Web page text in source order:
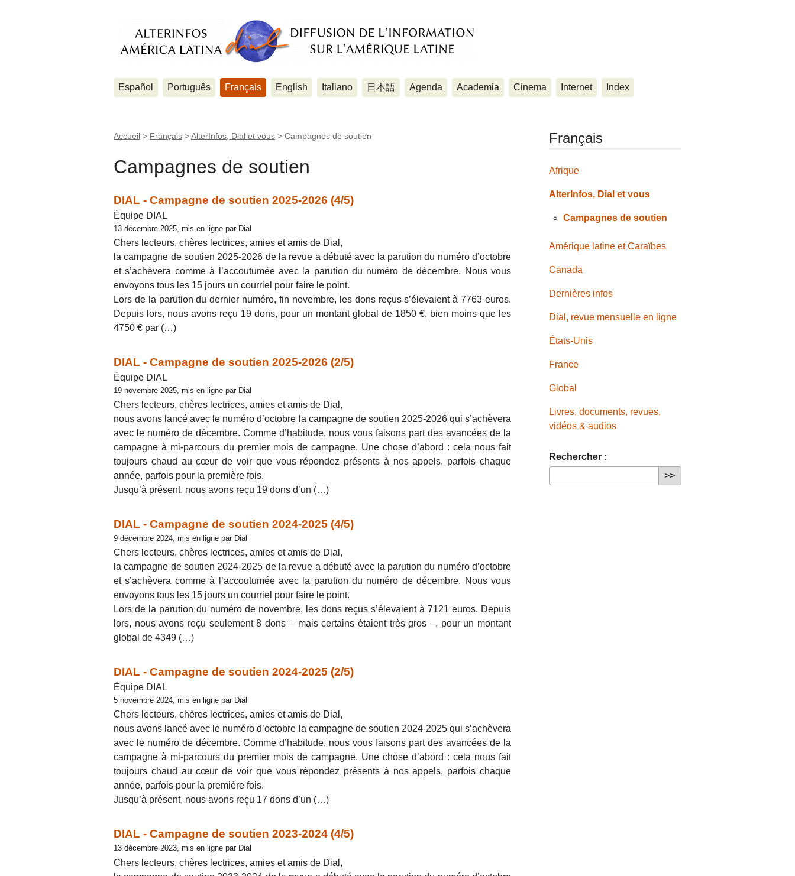
Español Português Français English Italiano 日本語 Agenda Academia Cinema Internet Index
Accueil > Français >AlterInfos, Dial et vous > Campagnes de soutien
Campagnes de soutien
DIAL - Campagne de soutien 2025-2026 (4/5)
Équipe DIAL
13 décembre 2025, mis en ligne par Dial
Chers lecteurs, chères lectrices, amies et amis de Dial,
la campagne de soutien 2025-2026 de la revue a débuté avec la parution du numéro d’octobre
et s’achèvera comme à l’accoutumée avec la parution du numéro de décembre. Nous vous
envoyons tous les 15 jours un courriel pour faire le point.
Lors de la parution du dernier numéro, fin novembre, les dons reçus s’élevaient à 7763 euros.
Depuis lors, nous avons reçu 19 dons, pour un montant global de 1850 €, bien moins que les
4750 € par (…)
DIAL - Campagne de soutien 2025-2026 (2/5)
Équipe DIAL
19 novembre 2025, mis en ligne par Dial
Chers lecteurs, chères lectrices, amies et amis de Dial,
nous avons lancé avec le numéro d’octobre la campagne de soutien 2025-2026 qui s’achèvera
avec le numéro de décembre. Comme d’habitude, nous vous faisons part des avancées de la
campagne à mi-parcours du premier mois de campagne. Une chose d’abord : cela nous fait
toujours chaud au cœur de voir que vous répondez présents à nos appels, parfois chaque
année, parfois pour la première fois.
Jusqu’à présent, nous avons reçu 19 dons d’un (…)
DIAL - Campagne de soutien 2024-2025 (4/5)
9 décembre 2024, mis en ligne par Dial
Chers lecteurs, chères lectrices, amies et amis de Dial,
la campagne de soutien 2024-2025 de la revue a débuté avec la parution du numéro d’octobre
et s’achèvera comme à l’accoutumée avec la parution du numéro de décembre. Nous vous
envoyons tous les 15 jours un courriel pour faire le point.
Lors de la parution du numéro de novembre, les dons reçus s’élevaient à 7121 euros. Depuis
lors, nous avons reçu seulement 8 dons – mais certains étaient très gros –, pour un montant
global de 4349 (…)
DIAL - Campagne de soutien 2024-2025 (2/5)
Équipe DIAL
5 novembre 2024, mis en ligne par Dial
Chers lecteurs, chères lectrices, amies et amis de Dial,
nous avons lancé avec le numéro d’octobre la campagne de soutien 2024-2025 qui s’achèvera
avec le numéro de décembre. Comme d’habitude, nous vous faisons part des avancées de la
campagne à mi-parcours du premier mois de campagne. Une chose d’abord : cela nous fait
toujours chaud au cœur de voir que vous répondez présents à nos appels, parfois chaque
année, parfois pour la première fois.
Jusqu’à présent, nous avons reçu 17 dons d’un (…)
DIAL - Campagne de soutien 2023-2024 (4/5)
13 décembre 2023, mis en ligne par Dial
Chers lecteurs, chères lectrices, amies et amis de Dial,
Français
Afrique
AlterInfos, Dial et vous
Campagnes de soutien
Amérique latine et Caraïbes
Canada
Dernières infos
Dial, revue mensuelle en ligne
États-Unis
France
Global
Livres, documents, revues,
vidéos & audios
Rechercher :